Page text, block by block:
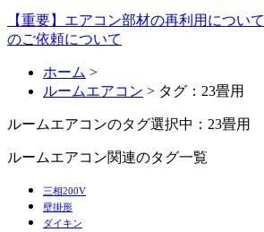
【重要】エアコン部材の再利用について
のご依頼について
ホーム >
ルームエアコン > タグ：23畳用
ルームエアコンのタグ選択中：23畳用
ルームエアコン関連のタグ一覧
三相200V
壁掛形
ダイキン